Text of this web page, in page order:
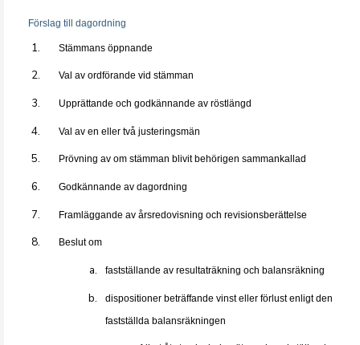
Förslag till dagordning
Stämmans öppnande
Val av ordförande vid stämman
Upprättande och godkännande av röstlängd
Val av en eller två justeringsmän
Prövning av om stämman blivit behörigen sammankallad
Godkännande av dagordning
Framläggande av årsredovisning och revisionsberättelse
Beslut om
fastställande av resultaträkning och balansräkning
dispositioner beträffande vinst eller förlust enligt den
fastställda balansräkningen